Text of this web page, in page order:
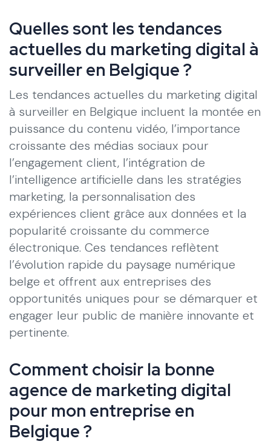
Quelles sont les tendances
actuelles du marketing digital à
surveiller en Belgique ?
Les tendances actuelles du marketing digital
à surveiller en Belgique incluent la montée en
puissance du contenu vidéo, l’importance
croissante des médias sociaux pour
l’engagement client, l’intégration de
l’intelligence artificielle dans les stratégies
marketing, la personnalisation des
expériences client grâce aux données et la
popularité croissante du commerce
électronique. Ces tendances reflètent
l’évolution rapide du paysage numérique
belge et offrent aux entreprises des
opportunités uniques pour se démarquer et
engager leur public de manière innovante et
pertinente.
Comment choisir la bonne
agence de marketing digital
pour mon entreprise en
Belgique ?